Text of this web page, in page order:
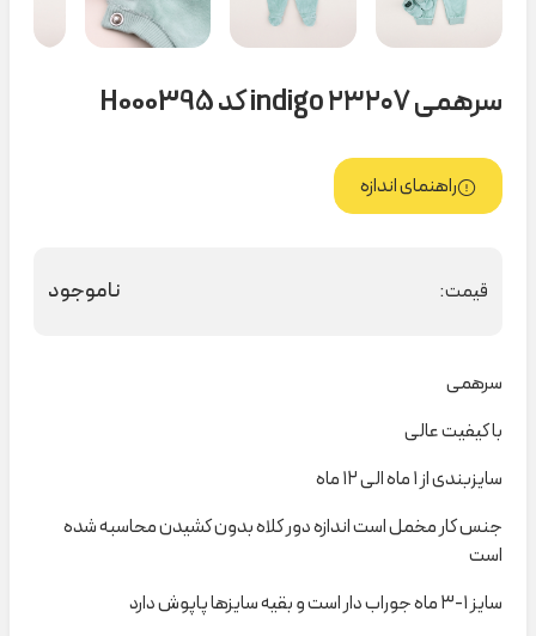
سرهمی ۲۳۲۰۷ indigo کد H000395
راهنمای اندازه
قیمت: ناموجود
سرهمی
با کیفیت عالی
سایزبندی از ۱ ماه الی ۱۲ ماه
جنس کار مخمل است اندازه دور کلاه بدون کشیدن محاسبه شده
است
سایز ۱-۳ ماه جوراب دار است‌ و بقیه سایزها پاپوش دارد